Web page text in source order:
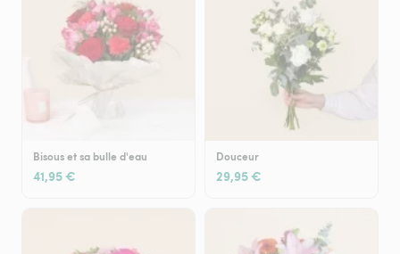
Bisous et sa bulle d'eau
41,95 €
Douceur
29,95 €